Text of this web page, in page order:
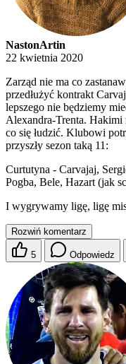
NastonArtin
22 kwietnia 2020
Zarząd nie ma co
przedłużyć kontrakt
lepszego nie będziemy
Alexandra-Trenta. Hakimi
co się łudzić. Klubowi
przyszły sezon taką 11:
Curtutyna - Carvajaj,
Pogba, Bele, Hazart (jak
I wygrywamy ligę, ligę
Rozwiń komentarz
5 Odpowiedz